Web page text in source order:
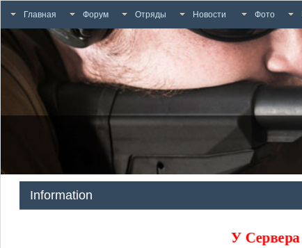
Главная Форум Отряды Новости Фото
Information
У